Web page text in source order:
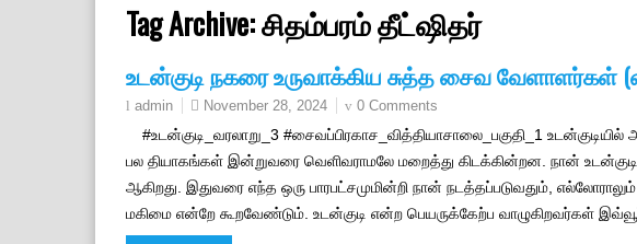
Tag Archive:சிதம்பரம் தீட்ஷிதர்
உடன்குடி நகரை உருவாக்கிய சுத்த சைவ
admin November 28, 2024 0 Comments
#உடன்குடி_வரலாறு_3 #சைவப்பிரகாச_வித்தியாசாலை_பகுதி_1
பல தியாகங்கள் இன்றுவரை வெளிவராமலே மறைத்து கிடக்கின்றன. நான் உடன்குடி
ஆகிறது. இதுவரை எந்த ஒரு பாரபட்சமுமின்றி நான் நடத்தப்படுவதும்,
மகிமை என்றே கூறவேண்டும். உடன்குடி என்ற பெயருக்கேற்ப வாழுகிறவர்கள்